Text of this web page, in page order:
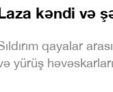
kəndi və
qayalar
yürüş